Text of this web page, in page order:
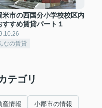
米市の西国分小学校校区内
すすめ賃貸パート１
なの賃貸
テゴリ
産情報 小郡市の情報